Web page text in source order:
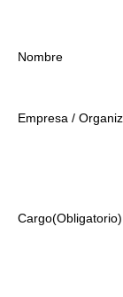
Nombre
Empresa /
Cargo(Obligatorio)